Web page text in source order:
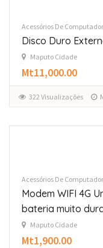
Acessórios De Computador
Disco Duro
Maputo Cidade
Mt11,000.00
322 Visualizações
Acessórios De Computador
Modem WIFI 4G
bateria muito
Maputo Cidade
Mt1,900.00